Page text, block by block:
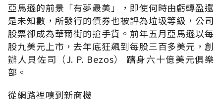
亞馬遜的前景「有夢最美」，即使何時由虧轉盈還
是未知數，所發行的債券也被評為垃圾等級，公司
股票卻成為華爾街的搶手貨。前年五月亞馬遜以每
股九美元上市，去年底狂飆到每股三百多美元，創
辦人貝佐司（J. P. Bezos） 躋身六十億美元俱樂
部。
從網路裡嗅到新商機